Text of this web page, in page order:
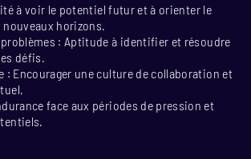
à voir le potentiel futur et à orienter le
horizons.
: Aptitude à identifier et résoudre
défis.
: Encourager une culture de collaboration et
face aux périodes de pression et